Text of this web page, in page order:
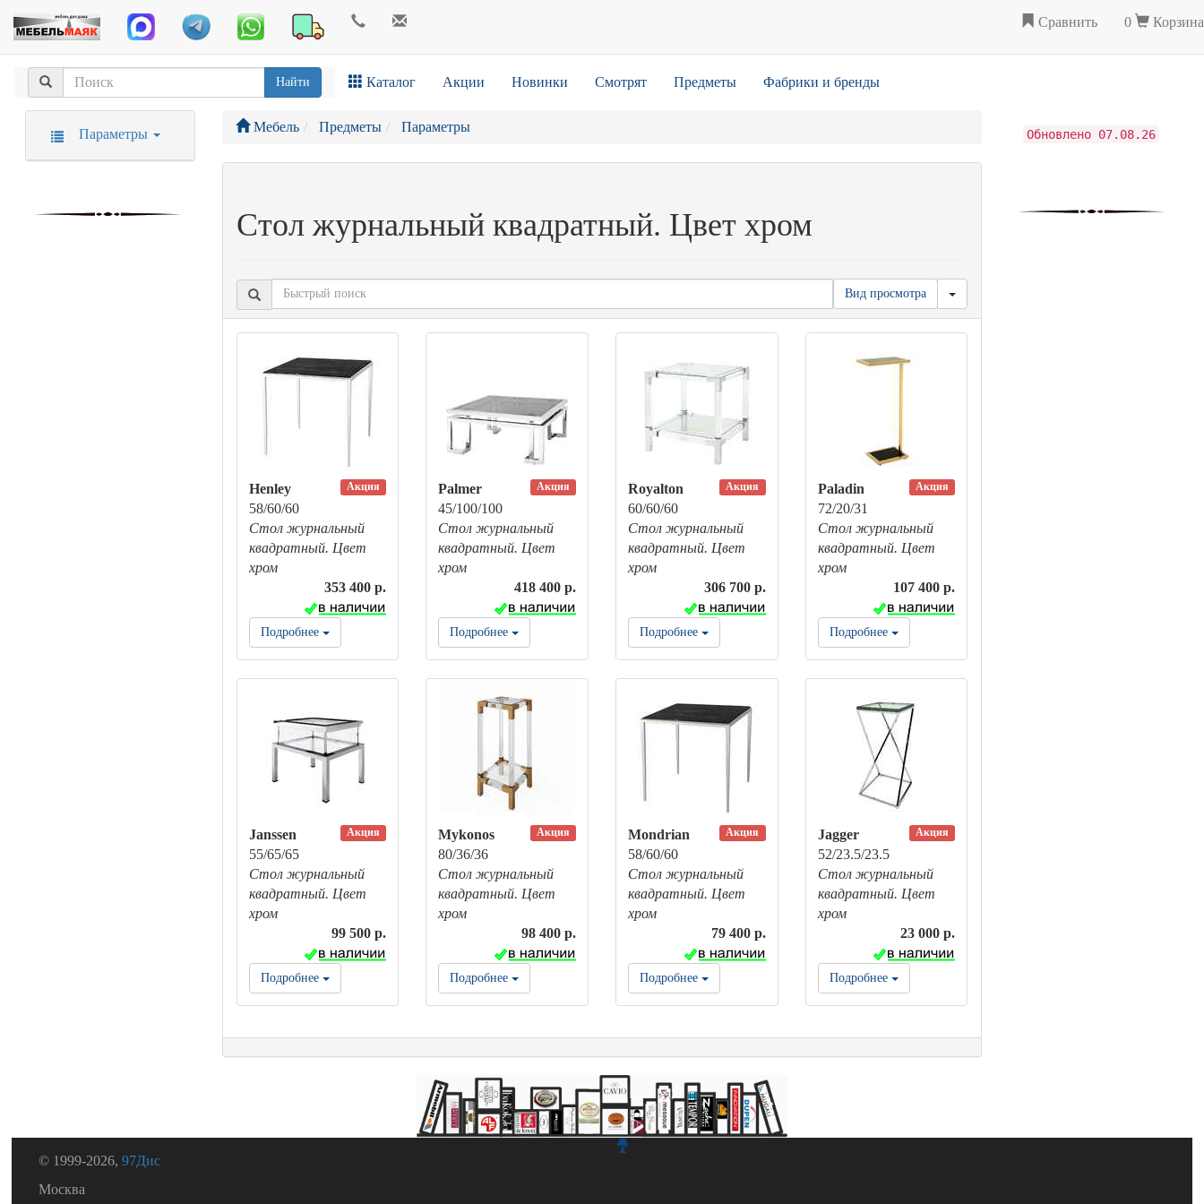
Сравнить 0 Корзина
Найти Каталог Акции Новинки Смотрят Предметы Фабрики и бренды
Мебель Предметы Параметры
Стол журнальный квадратный. Цвет хром
Вид просмотра
Акция
Henley
58/60/60
Стол журнальный
квадратный. Цвет
хром
353 400 р.
Подробнее
Акция
Palmer
45/100/100
Стол журнальный
квадратный. Цвет
хром
418 400 р.
Подробнее
Акция
Royalton
60/60/60
Стол журнальный
квадратный. Цвет
хром
306 700 р.
Подробнее
Акция
Paladin
72/20/31
Стол журнальный
квадратный. Цвет
хром
107 400 р.
Подробнее
Акция
Janssen
55/65/65
Стол журнальный
квадратный. Цвет
хром
99 500 р.
Подробнее
Акция
Mykonos
80/36/36
Стол журнальный
квадратный. Цвет
хром
98 400 р.
Подробнее
Акция
Mondrian
58/60/60
Стол журнальный
квадратный. Цвет
хром
79 400 р.
Подробнее
Акция
Jagger
52/23.5/23.5
Стол журнальный
квадратный. Цвет
хром
23 000 р.
Подробнее
Параметры Обновлено 07.08.26
© 1999-2026,97Дис
Москва